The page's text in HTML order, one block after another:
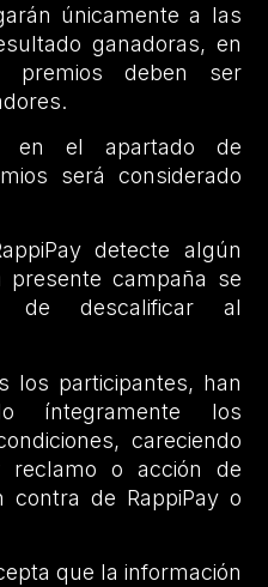
únicamente a las
ganadoras, en
deben ser
en el apartado de
será considerado
detecte algún
campaña se
de descalificar al
los participantes, han
íntegramente los
careciendo
reclamo o acción de
contra de RappiPay o
que la información